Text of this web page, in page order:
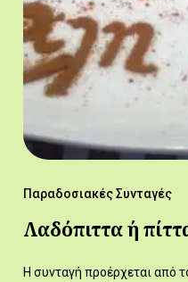
Παραδοσιακές Συνταγές
Λαδόπιττα ή
Η συνταγή προέρχεται από